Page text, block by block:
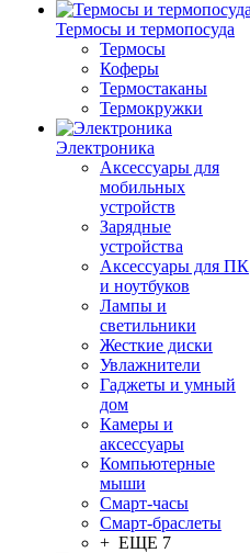
Термосы и термопосуда
Термосы
Коферы
Термостаканы
Термокружки
Электроника
Аксессуары для
мобильных
устройств
Зарядные
устройства
Аксессуары для ПК
и ноутбуков
Лампы и
светильники
Жесткие диски
Увлажнители
Гаджеты и умный
дом
Камеры и
аксессуары
Компьютерные
мыши
Смарт-часы
Смарт-браслеты
+ ЕЩЕ 7